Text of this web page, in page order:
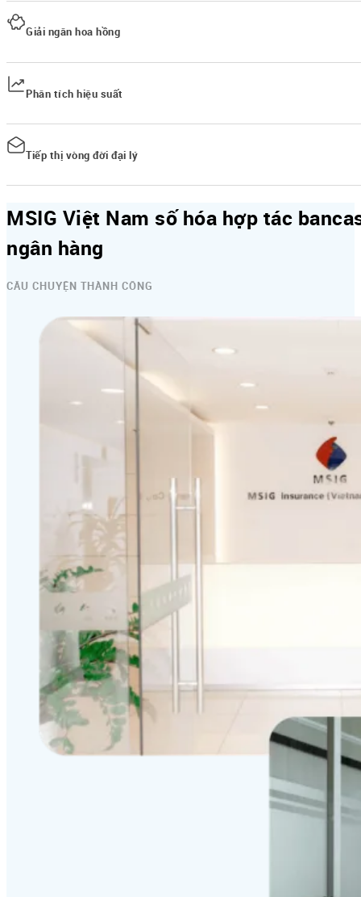
Giải ngân hoa hồng
Phân tích hiệu suất
Tiếp thị vòng đời đại lý
MSIG Việt Nam số hóa hợp tác
ngân hàng
CÂU CHUYỆN THÀNH CÔNG